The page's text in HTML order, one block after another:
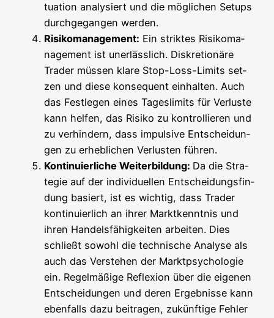
tua­ti­on ana­ly­siert und die mög­li­chen Set­ups
durch­ge­gan­gen werden.
Risi­ko­ma­nage­ment: Ein strik­tes Risi­ko­ma­
nage­ment ist uner­läss­lich. Dis­kre­tio­nä­re
Trader müs­sen kla­re Stop-Loss-Limits set­
zen und die­se kon­se­quent ein­hal­ten. Auch
das Fest­le­gen eines Tages­li­mits für Ver­lus­te
kann hel­fen, das Risi­ko zu kon­trol­lie­ren und
zu ver­hin­dern, dass impul­si­ve Ent­schei­dun­
gen zu erheb­li­chen Ver­lus­ten führen.
Kon­ti­nu­ier­li­che Wei­ter­bil­dung: Da die Stra­
te­gie auf der indi­vi­du­el­len Ent­schei­dungs­fin­
dung basiert, ist es wich­tig, dass Trader
kon­ti­nu­ier­lich an ihrer Markt­kennt­nis und
ihren Han­dels­fä­hig­kei­ten arbei­ten. Dies
schließt sowohl die tech­ni­sche Ana­ly­se als
auch das Ver­ste­hen der Markt­psy­cho­lo­gie
ein. Regel­mä­ßi­ge Refle­xi­on über die eige­nen
Ent­schei­dun­gen und deren Ergeb­nis­se kann
eben­falls dazu bei­tra­gen, zukünf­ti­ge Feh­ler